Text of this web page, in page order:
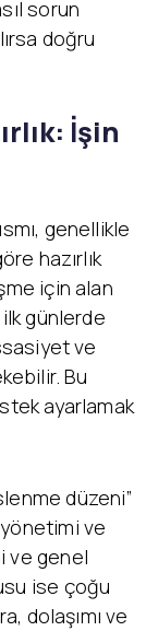
sorun
doğru
İşin
genellikle
hazırlık
için alan
günlerde
ve
Bu
ayarlamak
düzeni”
ve
ve genel
ise çoğu
dolaşımı ve